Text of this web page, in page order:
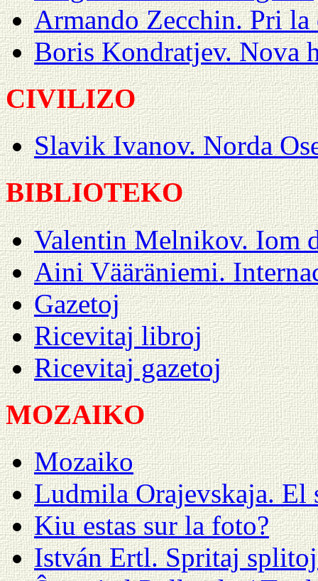
Armando Zecchin. Pri la
Boris Kondratjev. Nova
CIVILIZO
Slavik Ivanov. Norda
BIBLIOTEKO
Valentin Melnikov. Iom
Aini Vääräniemi.
Gazetoj
Ricevitaj libroj
Ricevitaj gazetoj
MOZAIKO
Mozaiko
Ludmila Orajevskaja.
Kiu estas sur la foto?
István Ertl. Spritaj